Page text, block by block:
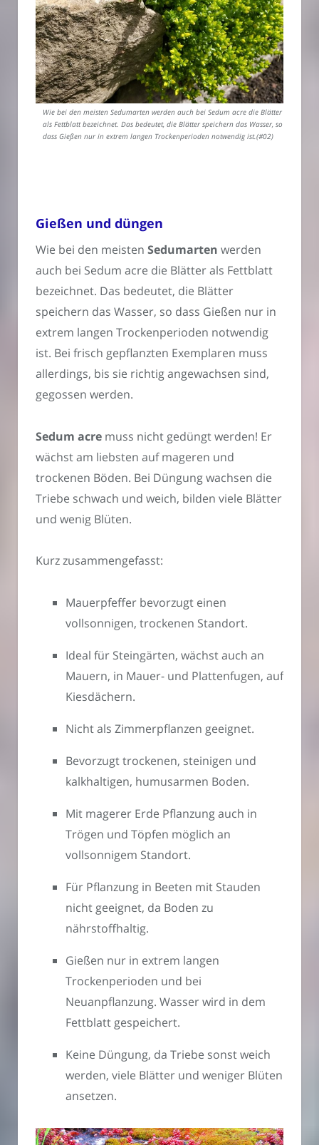
Wie bei den meisten Sedumarten werden auch bei Sedum acre die Blätter
als Fettblatt bezeichnet. Das bedeutet, die Blätter speichern das Wasser, so
dass Gießen nur in extrem langen Trockenperioden notwendig ist.(#02)
Gießen und düngen
Wie bei den meisten Sedumarten werden
auch bei Sedum acre die Blätter als Fettblatt
bezeichnet. Das bedeutet, die Blätter
speichern das Wasser, so dass Gießen nur in
extrem langen Trockenperioden notwendig
ist. Bei frisch gepflanzten Exemplaren muss
allerdings, bis sie richtig angewachsen sind,
gegossen werden.
Sedum acre muss nicht gedüngt werden! Er
wächst am liebsten auf mageren und
trockenen Böden. Bei Düngung wachsen die
Triebe schwach und weich, bilden viele Blätter
und wenig Blüten.
Kurz zusammengefasst:
Mauerpfeffer bevorzugt einen
vollsonnigen, trockenen Standort.
Ideal für Steingärten, wächst auch an
Mauern, in Mauer- und Plattenfugen, auf
Kiesdächern.
Nicht als Zimmerpflanzen geeignet.
Bevorzugt trockenen, steinigen und
kalkhaltigen, humusarmen Boden.
Mit magerer Erde Pflanzung auch in
Trögen und Töpfen möglich an
vollsonnigem Standort.
Für Pflanzung in Beeten mit Stauden
nicht geeignet, da Boden zu
nährstoffhaltig.
Gießen nur in extrem langen
Trockenperioden und bei
Neuanpflanzung. Wasser wird in dem
Fettblatt gespeichert.
Keine Düngung, da Triebe sonst weich
werden, viele Blätter und weniger Blüten
ansetzen.